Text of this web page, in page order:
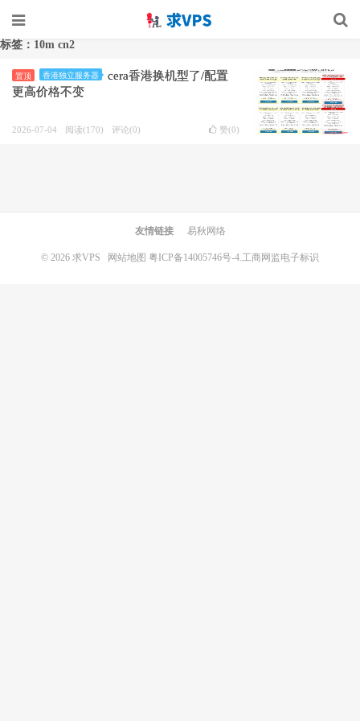
标签：10m cn2
香港独立服务器
cera香港换机型了/配置
更高价格不变
置顶
2026-07-04 阅读(170) 评论(0) 赞(0)
友情链接 易秋网络
© 2026 求VPS 网站地图 粤ICP备14005746号-4.工商网监电子标识